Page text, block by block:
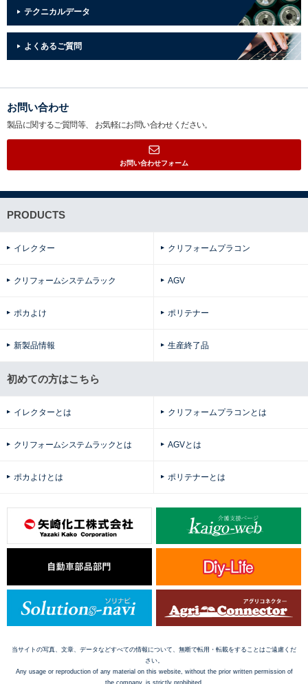
テクニカルデータ
よくあるご質問
お問い合わせ
製品に関するご質問等、 お気軽にお問い合わせください。
お問い合わせフォーム
PRODUCTS
イレクター クリフォームプラコン
クリフォームシステムラック AGV
ポカよけ ポリテナー
新製品情報 生産終了品
初めての方はこちら
イレクターとは クリフォームプラコンとは
クリフォームシステムラックとは AGVとは
ポカよけとは ポリテナーとは
当サイトの写真、文章、データなどすべての情報について、無断で転用・転載をすることはご遠慮くだ
さい。
Any usage or reproduction of any material on this website, without the prior written permission of